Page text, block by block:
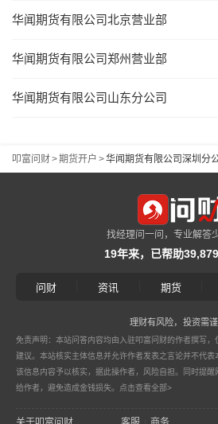
华闻期货有限公司北京营业部
华闻期货有限公司郑州营业部
华闻期货有限公司山东分公司
叩富问财>期货开户 >华闻期货有限公司深圳分
找经理问一问，专业解答
19年来，已帮助
问财 资讯 期货
理财有风险，投资需
免责声明：本站问答内容均由入驻叩富问财的作者撰写
建议。本站核实主体信息并允许作者发表之言论并不代
该信息内容予以核实，据此操作者，风险自担。同时提
给作者，避免造成金钱损失。 点击查看全部>